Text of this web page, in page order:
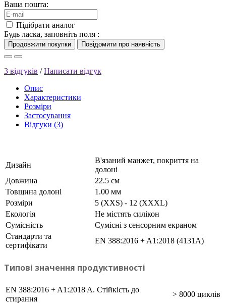
Ваша пошта:
Підібрати аналог
Будь ласка, заповніть поля :
3 відгуків /Написати відгук
Опис
Характеристики
Розміри
Застосування
Відгуки (3)
Дизайн
В'язаний манжет, покриття на
долоні
Довжина
22.5 см
Товщина долоні
1.00 мм
Розміри
5 (XXS) - 12 (XXXL)
Екологія
Не містять силікон
Сумісність
Сумісні з сенсорним екраном
Стандарти та
сертифікати
EN 388:2016 + A1:2018 (4131A)
Типові значення продуктивності
EN 388:2016 + A1:2018 A. Стійкість до
стирання
> 8000 циклів